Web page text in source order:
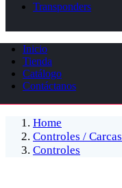
Transponders
Inicio
Tienda
Catálogo
Contáctanos
Home
Controles /
Controles